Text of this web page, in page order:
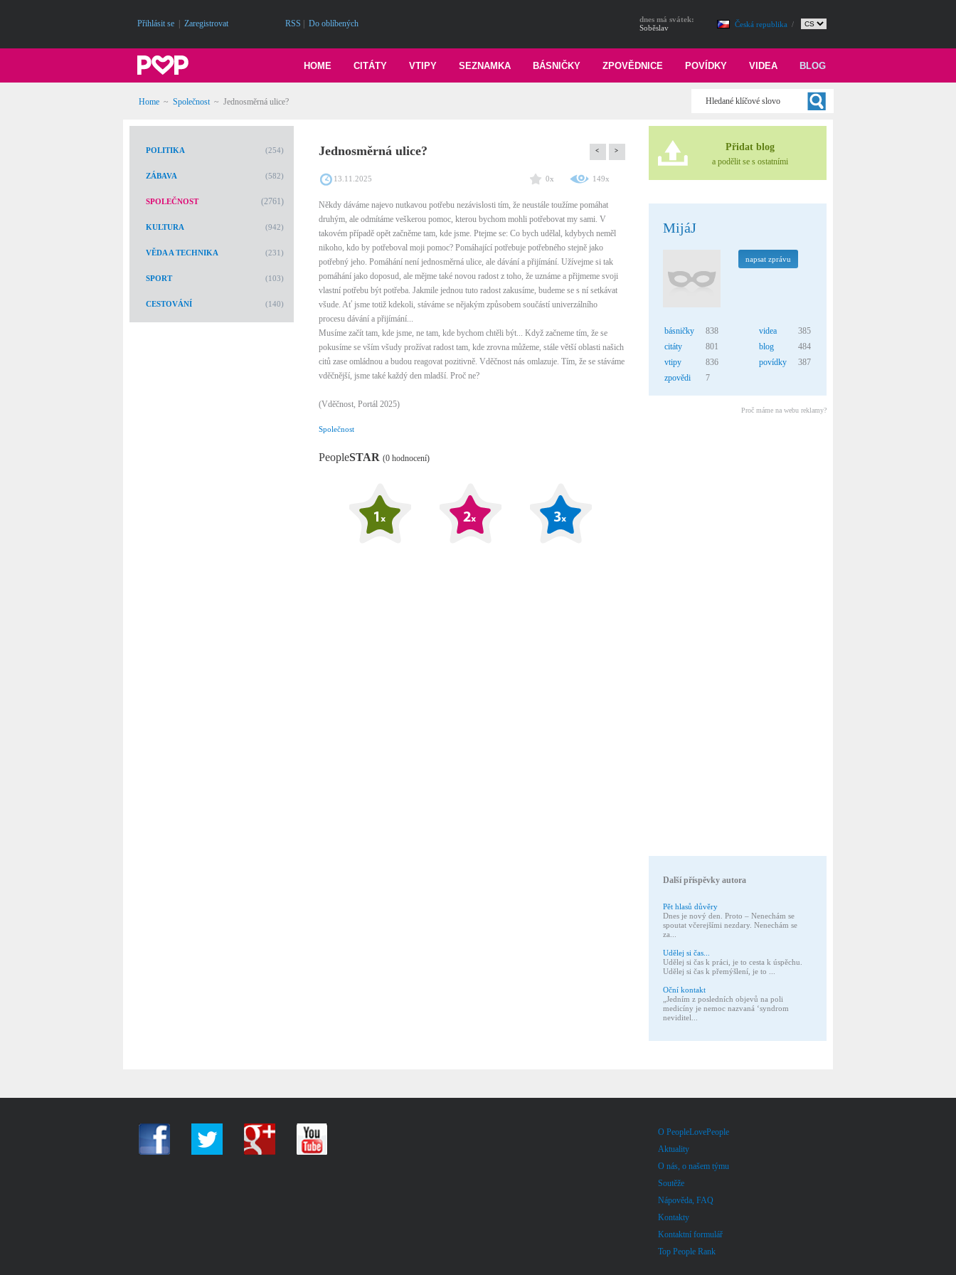
Přihlásit se Zaregistrovat RSS Do oblíbených Česká republika /
dnes má svátek:
Soběslav
BLOG
VIDEA
POVÍDKY
ZPOVĚDNICE
BÁSNIČKY
SEZNAMKA
VTIPY
CITÁTY
HOME
Home ~ Společnost~ Jednosměrná ulice?
POLITIKA (254)
ZÁBAVA (582)
SPOLEČNOST (2761)
KULTURA (942)
VĚDA A TECHNIKA (231)
SPORT (103)
CESTOVÁNÍ (140)
Jednosměrná ulice? < >
13.11.2025 0x 149x
Někdy dáváme najevo nutkavou potřebu nezávislosti tím, že neustále toužíme pomáhat
druhým, ale odmítáme veškerou pomoc, kterou bychom mohli potřebovat my sami. V
takovém případě opět začněme tam, kde jsme. Ptejme se: Co bych udělal, kdybych neměl
nikoho, kdo by potřeboval moji pomoc? Pomáhající potřebuje potřebného stejně jako
potřebný jeho. Pomáhání není jednosměrná ulice, ale dávání a přijímání. Užívejme si tak
pomáhání jako doposud, ale mějme také novou radost z toho, že uznáme a přijmeme svoji
vlastní potřebu být potřeba. Jakmile jednou tuto radost zakusíme, budeme se s ní setkávat
všude. Ať jsme totiž kdekoli, stáváme se nějakým způsobem součástí univerzálního
procesu dávání a přijímání...
Musíme začít tam, kde jsme, ne tam, kde bychom chtěli být... Když začneme tím, že se
pokusíme se vším všudy prožívat radost tam, kde zrovna můžeme, stále větší oblasti našich
citů zase omládnou a budou reagovat pozitivně. Vděčnost nás omlazuje. Tím, že se stáváme
vděčnější, jsme také každý den mladší. Proč ne?
(Vděčnost, Portál 2025)
Společnost
PeopleSTAR (0 hodnocení)
Přidat blog
a podělit se s ostatními
MijáJ
napsat zprávu
básničky
838
citáty
801
vtipy
836
zpovědi
7
videa
385
blog
484
povídky
387
Proč máme na webu reklamy?
Další příspěvky autora
Pět hlasů důvěry
Dnes je nový den. Proto – Nenechám se
spoutat včerejšími nezdary. Nenechám se
za...
Udělej si čas...
Udělej si čas k práci, je to cesta k úspěchu.
Udělej si čas k přemýšlení, je to ...
Oční kontakt
„Jedním z posledních objevů na poli
medicíny je nemoc nazvaná ‘syndrom
neviditel...
O PeopleLovePeople
Aktuality
O nás, o našem týmu
Soutěže
Nápověda, FAQ
Kontakty
Kontaktní formulář
Top People Rank